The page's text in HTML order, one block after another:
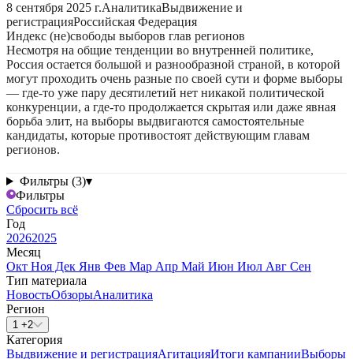
8 сентября 2025 г.АналитикаВыдвижение и
регистрацияРоссийская Федерация
Индекс (не)свободы выборов глав регионов
Несмотря на общие тенденции во внутренней политике,
Россия остается большой и разнообразной страной, в которой
могут проходить очень разные по своей сути и форме выборы
— где-то уже пару десятилетий нет никакой политической
конкуренции, а где-то продолжается скрытая или даже явная
борьба элит, на выборы выдвигаются самостоятельные
кандидаты, которые противостоят действующим главам
регионов.
Фильтры (3)▾
Фильтры
Сбросить всё
Год
20262025
Месяц
Окт Ноя Дек Янв Фев Мар Апр Май Июн Июл Авг Сен
Тип материала
НовостьОбзорыАналитика
Регион
1 +2
Категория
Выдвижение и регистрацияАгитацияИтоги кампанииВыборы